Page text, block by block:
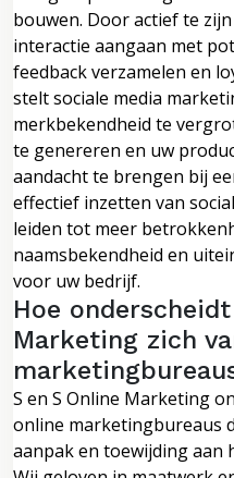
bouwen. Door actief te
interactie aangaan met
feedback verzamelen en
stelt sociale media
merkbekendheid te
te genereren en uw
aandacht te brengen bij
effectief inzetten van
leiden tot meer
naamsbekendheid en
voor uw bedrijf.
Hoe
Marketing zich
S en S Online Marketing
online marketingbureaus
aanpak en toewijding aan